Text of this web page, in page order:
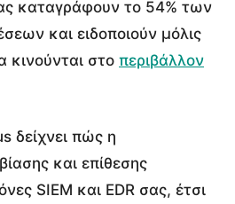
καταγράφουν το 54% των
και ειδοποιούν μόλις
κινούνται στο περιβάλλον
δείχνει πώς η
και επίθεσης
SIEM και EDR σας, έτσι